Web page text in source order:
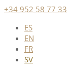
Skip
content
+34 952 58 77 33
ES
EN
FR
SV